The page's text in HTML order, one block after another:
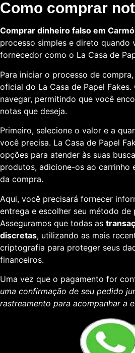
Como comprar
Comprar dinheiro falso em
processo simples e direto quando
fornecedor como o La Casa de
Para iniciar o processo de
oficial do La Casa de Papel
navegar, permitindo que você
notas que deseja.
Primeiro, selecione o valor e a
você precisa. La Casa de Papel
opções para atender às suas
produtos, adicione-os ao carrinho
da compra.
Aqui, você precisará fornecer
entrega e escolher seu método de
Asseguramos que todas as
discretas, utilizando as mais
criptografia para proteger seus
financeiros.
Uma vez que o pagamento for
uma confirmação de seu pedido
rastreamento para acompanhar a